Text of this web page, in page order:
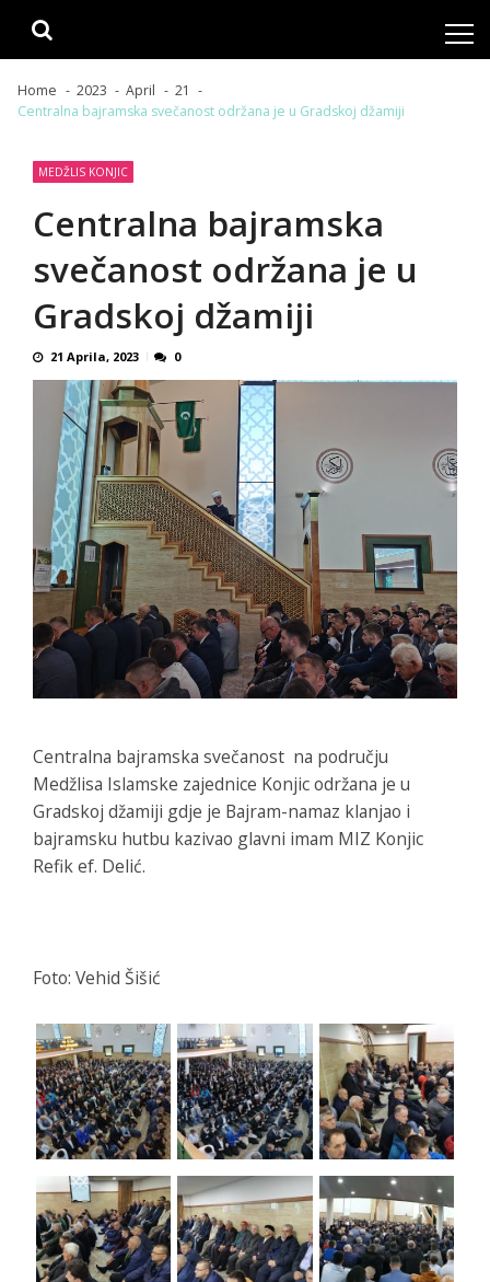
Home 2023 April
21
Centralna bajramska svečanost održana je u Gradskoj džamiji
MEDŽLIS KONJIC
Centralna bajramska
svečanost održana je u
Gradskoj džamiji
21 Aprila, 2023 0
Centralna bajramska svečanost na području
Medžlisa Islamske zajednice Konjic održana je u
Gradskoj džamiji gdje je Bajram-namaz klanjao i
bajramsku hutbu kazivao glavni imam MIZ Konjic
Refik ef. Delić.
Foto: Vehid Šišić